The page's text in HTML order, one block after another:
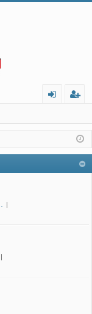
nt
ifi
ist
ra